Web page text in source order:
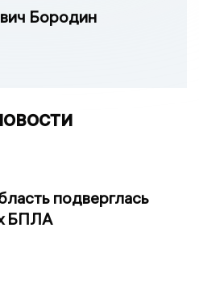
Бородин
подверглась
БПЛА